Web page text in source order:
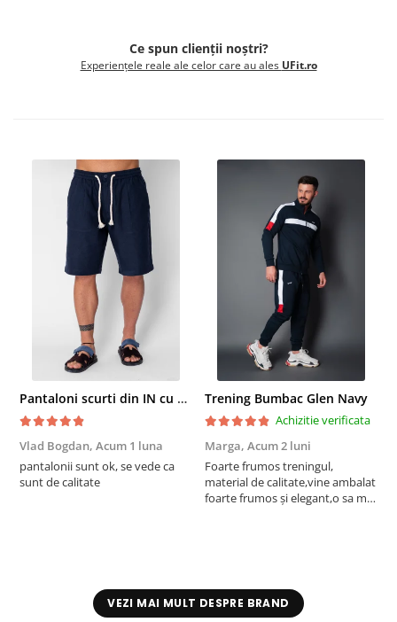
Ce spun clienții noștri?
Experiențele reale ale celor care au ales UFit.ro
Pantaloni scurti din IN cu nasture si snur Navy
Vlad Bogdan, Acum 1 luna
pantalonii sunt ok, se vede ca
sunt de calitate
Trening Bumbac Glen Navy
Achizitie verificata
Marga, Acum 2 luni
Foarte frumos treningul,
material de calitate,vine ambalat
foarte frumos și elegant,o sa mai
VEZI MAI MULT DESPRE BRAND